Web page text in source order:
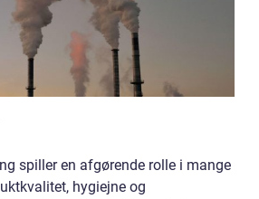
spiller en afgørende rolle i mange
hygiejne og